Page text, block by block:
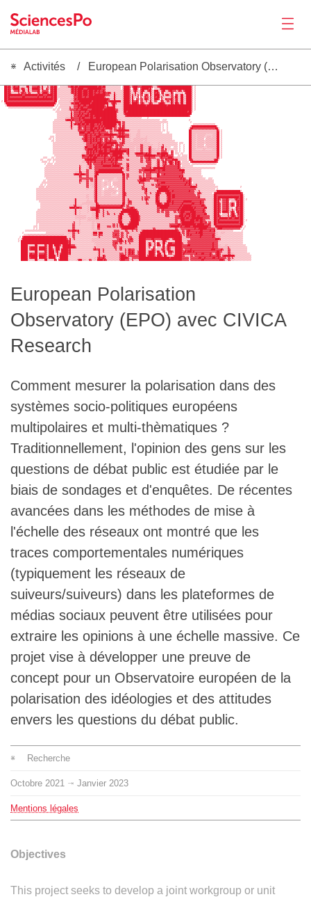
Actualités
Productions
Activités
Outils
Séminaire
L'équipe
FR | EN
Activités European Polarisation Observatory (EPO) avec CIVICA Research
██▓█▓░▓█▓▓█░░▒░░██▒░▓▓▓▓█▓░█░░░▓░▓█▓██░ ░░░░░▒▓▓██▓██▓█████████████▓██▓██░░░░░░░░░░░ ▒████▓▒▓███▓▓▓███████▓▒▒▒▓████████████████████████▒ ░
██▓█▓░▓████░▓█▓░▒█▒░█████▓░█▒ ▓▓░▓█▓██░░░░░░░░░░▓█▓█▓████▓▓▓██████████▓▓▓░░░░░░░░░░░ ▒████▓ ░███░ ▓█████▓█▒ ░░░░▓██████████████████████▒ ░
██▓█▓ ▒▓▓▓█░▒██▒░█▒░▓▓▓▓█▓ ▓▓▓▓▓ ▓█▓██░░░░░░░░░░▓█▓█▓███▓███▓███▓██▓█▓▓█▓░░░░░░░░░░░░▒████▓░░▓█▓░░▓██▒▒▓██▒░███▒░▓██▒▒▓██▓▓▓▒▓█▓▒▓█████▒ ░
██▓█▓░░░░░▓▒▓█▓▓░▓▓░░░░▒█▓░▓███▓░▓█▓██░░░░░░░░░░▓█▓█▓███▓███▓███▓█▓▓█▓▓██▓▓█▓░░▓░░░░░▒████▓░▒▒█░▒░▓█░░▒░▒█▒░█▓█▓ ▓█░░▒░▒█▓ ░▒░░░▒ ▓████▒ ░
██▓██████████▓▓█████████▓███▓▓▓████▓██░░░░░░░░░░░▒▓█▓███▓███▓███▓████████▓▓▓▒░░█▒░░░░▒████▓░▓░▓░▓░▓▓ ▓█▓ █▒░████░▒▓░▓█▓░▓▓ ▓█▒░██░▒████▒ ░
██▓█▓▓▓▓▓▓▓▓▓██▓▓▓▓▓▓▓▓▓█▓▓▓█▓█▓▓▓█▓██░░░░░░░░░░░░▓▓▓███▓▓█▓▓███████████▓▒▒▒░░░█▒░░░░▒████▓░█░░▒▓ ▓▒░█▓▓░▓▒░█▓██░▓▒░░░░░▓▓░██▒░██▒▒████▒ ░
██▓████████████████████████████████▓██░ ░░░░░░░░▒▒▓█▓██████████████████████▓▒░▒█▒░░░░▒████▓░█▒ ▓▓░▓▓░██▓░▓▒░███▓ ▓▒░█▓▓▓█▓░▓█▒░██▒▒████▒ ░
░ ██▓▓▓▓▓▓▓▓▓▓▓▓▓▓▓▓▓▓▓▓▓▓▓▓▓▓▓▓▓▓▓▓▓▓██ ░░░░░░░░▒▒▒▓▓▓▓█████████▓██████████▓▓████████░▒████▓░█▓▓█▓ ▓▓░▒▓░░█▒░▓▓▒ ▒█▓░▒▓▓▒█▓░▓█▒░██▒░████▒ ░
░████████████████████████████████████▒ ░░░░░░░░░▓█▓███▓███████▓████████████▒▒▓██▓▒▒▒░▒████▓▒████▓░▓█▓░░░▓█▓░░░░▓███▓░░░▒█▓▒██▓▒██▒▒████▒ ░
▒██████████████████████████████████▒ ░ ░░░░░░░░▒▒▓▓▓██▓▓██▓▓███████████▓▒█░░▒██▒░░░░▒████████████████▓██████████████▓█████████████████▒ ░
░░░░░░░░░░░░░░░░░░░░░░░░░░░░░░░░  ░ ░░░░░░░░▓▒▒▓▓▓█▓██▓▓▓████████████▓▓██████▒░░░░▒█████████████████████████████████████████████████▒ ░
░░ ░░ ░░░░░▒▓▓▓▓▓█▓▓█████▓▓▓████████▓████████▓▓▒░░▒█████████████████████████████████████████████████▒ ░
░░░░░░░░░░░▓▒▓▓▓▓█▓▓▓█▓▓████████████████████▓▒░░░██▓███████████████████████████████████████████▓██░
░░░░░░░░░░█▒▓▓▓▓█▓█▓▓▓█▓███████████████████░░░░░▓████████████████████████████████████████████████
░░░░░░░░░░█▒▓▓▓█▓█▓▓███▓██▓████████████████▒░░░░░▓█████████████████████████████████████████████▓
░░░░░░▒▒▒▒█▓▓▓▓▓█▓██▓▓▓▓██▓▓███▓███████████▒░░░░░░░░░░░░░░░░░    ░
░░░░░░░░▓███▓█▓▓▓▓█▓▓████████████████████████▓▒▒░░░░░░░░░░░░░░░░░░░░░░░░░░░░  ░░░                ░
░░░░░░░░░░░░▒█▒▒▓▓▓▓█▓▓████████████▓█████████████▒▓▓░░░░░░░░░░░░░░░░░░░░░░░░░░░░░░░                ░
░░░░░░░░░░░░░█▒▓█▓██▓██▓██▓███▓▓█▓█▓██████████▒▓█▒▓▓░░░░░░░░░░░░░░░░░░░░░░░░░░ ░  ░                  ░░░░░░░░░░░░░░░░
░░░░░░░░░░░░▒█▒░░░▓█▓▓▓█▓▓▓███▓▓▓█▓█▓████████▓▒▒█▒█▓░░░░░░░░░░░░░░░░░░░░░░░░░░ ░  ░                ▒██████████████████░
░░░░░░░░░░░░░▓▒░░░▓█▓▒▓█▓▓▓██▓██▓█▓▓█▓█████▒▓▓▒▓█▓█▓▒░░░░░░░░░░░░░░░░░░░░░░░░░ ░  ░               ▒██▓▓▓▓▓▓▓▓▓▓▓▓▓▓▓▓██░
░░░░░░░░░░░░░░░░░░▓▓▓▓▓█▓▓▓███▓▓█▓▓██▓▒▒▒▓▓▒▓▓█████████▒░░░░░▒▒░░░░░░░░░░░░░░░ ░░ ░               ██▒▒▒▒▒▒▒▒▒▒▒▒▒▒▒▒▒▒█▓ ░
░░░░░░░░░░░░░░░░░░▒████▓▓██▓▓█▓▓▓█▓▓▓▓▓▓▒▓▓▒▒▒▒▓█▓█▓▒▒▒░░░░░░▒▒░░░░░░░░░░░░░░░░   ░░              ██▒▒▒▒▒▒▒▒▒▒▒▒▒▒▒▒▒▒██ ░
░░░░░░░░░░░░░░░░░▓▓▓▓██▓▓█▓▓█▓▓██▓▓█████████▓▓█▓█▓▓▓▓▒░░░░▒▒▒░░░░░░░░░░░░░░░░░░░░░░░            ██▒▒▒░▒▒▒▒▒▒░░░░░▒▒▒██ ░
░░░ ░░░░░░░░░░░░░░░░░░░▒▓██▓▓█▓▓▓███▓▓▓▓▓▓▓█▓▓▒▒▓█████▓▓▓▒░░░░▒▒▒░░░░▒░░░░░░░░░░░░░░░░░░            ██▒▒▒░▒▒▒▒▒░░▒▒▒░▒▒▒██ ░
░░ ░ ░░░░░░░░░░░░░░░░░░░▓▓██▓▓█▓█▓█▓▓█▓▒▓█▓▒█▓▒▒▒▒▒▓▒█▓▒▒▒▒░░▒▒▒▒▒▒▒▒▒▒░░░░░░░░░░░░░░░░░░            ██▒▒▒░▒▒▒▒▒ ▒▒▒▒▒▒▒▒██ ░
░░ ░░░░░░░░░░░░░░░░░░░▒▓██▓▓█▓█▓█▓▓█▓▒▓█▓▓█▓▓▓▓▒▒▒▒█▓▒▒▒▒░░▒▒▒▒▒▒▒░▒▒░░░░░░░░░░░░░░░░░░░░          ██▒▒▒░▒▒▒▒▒░▒▒▒▒▒▒▒▒██ ░
░░░░░░░░░░░░░░░░░░░░░░▒▒▓▓▓█▓▓▓▓███▓▓▓████████▓▒▓▓█▓▒▒▒▒▒▒▒▒▒▒▒▒▒▒▒▒▒▒░░░░░░▒░░░░░░░░░░░░░ ░░░    ██▒▒▒░▒▒▒▒▒░▒▒▒▒▒▒▒▒██ ░
░░░░░░░░░░░░░░░░░░░░░░░▒▓▓▓▓▓█▓█▓███▓██▓▓▓█▓▒▓█▓▓▓▓▒▒▒▒▒▒▒▒▒▒▒▒▓▓▒▒▒▒▒▒▒░░░░▒░▒▓░░░░░░░░░░ ░  ░   ██▒▒▒░▒▒▒▒▒ ▒▒▒▒▒▒▒▒██ ░
░░░░░░░░░░░░░░░░░░░░░░▒██▓▓▓▓███▓██▓██████▓▒▒▓█▒▓▓▒▒▒▒▒▒▒▒▒░▒▒▒▓▓▒▒▒▒▓▓░░░░░▒░▓█░▒░░░  ░░░ ░  ░   ██▒▒▒░▒▒▒▒▒░░▒▒▒▒▒▒▒██ ░
░░░░░░░░░░░░░░░░░░░░░░▒▓▓████▓██▓▓█▓▓██▓▓█▓▓▓██▓█▓▓▓▓▓█▒▒▒▒░▒▒▒▓▓▒▒▒▒█▓▒▒▒░▒▒░▓▓▒█░░░░░░░░ ░  ░   ██▒▒▒░░░░░▒▒░░░░░▒▒▒██ ░
░░░░░░░░░░░░░░░░░░░░░░░▒▓█▓█▓█▓█▓███▓██▓▓████████████▓█▒▒▒▒░▒▒▒▓▓▒▒▒▒█▓▒▒▒▒▒▒▒▓▓▓▓░░ ▓▓ ░░ ░  ░   ██▒▒▒▒▒▒▒▒▒▒▒▒▒▒▒▒▒▒██ ░
░░░░░░░░░░░░░░░░░░░░░▒▒▒▓█▓█▓█▓▓▓████████▓▓███████▓▒▒▓█▒▒▒▒▓█████▓▓█▓█▓▒▒▒▒██▓█████░ ▓▓ ░░░ ░░    ██▒▒▒▒▒▒▒▒▒▒▒▒▒▒▒▒▒▒██ ░
░░░░░░░░░░░░░░░░░░░▒██▓▓▓███▓█▓██▓█▓██▓▒▓▓████▓██▒▒▒▒▓▒▒▒▒▒▓▓▓▓▓▓████████▓▓▓▓███▓█▓▓▓▓   ░░ ░░░░ ██▒▒▒▒▒▒▒▒▒▒▒▒▒▒▒▒▒▒██ ░
░░░   ░░ ░░░░░░░░░░░░░░░░░░░▓▓▓▓█▓█▓███▓▓▓▓▓█▓▓▓▓█▓▓█████▓▒▒▒▒▒▒▒▒▒▒▒░▓▓▒▓▓▓█▓▓▓▓▒▒▒▓█▓▓▓▓███▓▒▒▒░░░░░░░ ██▒▒▒▒▒▒▒▒▒▒▒▒▒▒▒▒▒▒█▓ ░
░░   ░░░ ░░░░░░░░░░░░░░░░░░░░░░▒████████▓▓▓▓▓▓█▓▓██▓█▓██▓▓▓▒▒▒▓▓▒▒▒▒▒▒▒▒▓▓▒▒▓▓█▓░▒▒▒▓▓▒▓▓▒█▓▓▓▓████▒░░░░░░ ▓█▓▒▒▒▒▒▒▒▒▒▒▒▒▒▒▒▓██▒
░░░░ ░  ░ ░░░░░░░░░░░░░░░░░░░▒▒▒▓█▓█▓▓█▓▓▓▓█▓█▓▓▓▓█▓▓█▓▒▒▒▒▒▒▒▒▒▒▒▒▒▒▒▒▓▓▒▒▓▓▓▓░░░▒▓█░▒█▓█▒▓██▓▒█▓█▓ ░░░░░ ▓██████████████████▓
░ ░░░░ ░░░░░░░░░░░░░░░░░░░░░░░▒█▓█▒▓▓▓▓▓▓█▓▓▓▓▓▓▓█▓█▓▓▓▓▒▒▒▓▓▒▒▒▒▒▒▒▒▒▒▒░▒▓▓▓░░░▒▓█░░▓▓█▒▒██▓▒█▓█▓░░░░░░░ ░▒▒▒▒▒▒▒▒▒▒▒▒▒▒▒▒░
░░░░░░░░░░░░░░░░░░░░░░░░▓▒░░░▒▒▓█▒▒▓▓▓▓▓▓██████▓█████▓▒▒▒▒▓█▒▒▒▒▒▒▒▒▒▒▒░▓▓▓▓░░▒▒▓█▒▒▓█▓▓▓▓▓▓▓▓▓█▓ ░░░░░░░░
░░░░░░░░░░░░░░░░░░░░░░░░░█▒░░░▒▒▓█▒▒▓▓▓▓▓▓▓▓▓▓▓▓▓▓▓▓▓▓▓█▓▒▒▓▓▒▒▒▒▒▒▒▒▒▓▓▓▓▓▓█▒▓████████▓▓▓▓▓▓▓▓▓█▓▒▒▒░░░░░░░░░░░░░░░░░░░░░░
░░░░░░░░░░░░░░░░░░░░░░░░░█▒░░░▓▓▒▒▒▒▓▓▓█████████████████▒▒▒▓▓▒▒▒▒▒▒▒▓▓▓▓████████▓▓█▓▓██▓▓▓▓▓▓▓▓▓▓████░░░░░░░░░░░░
░░░░░░░░░░░░░░░░░░░░░░▒▒▒█▓▒▒▒▓▓▒▒▒▒▓████████████████████▒▒▒▒▒▒▒▒▒▒▒▓▓▒▓▓▓▓▓█▓▓▓▓▓█▓▓▓▓▓▓▓▓▓▓▓▓▓▓▓▓█▓░░░░░░░░░░░░
░░░░░░░░░░░░░░░░░░░░░▓███▓███▓▓▓▒▒▒▒▓██▒▒▒▒▒▒▒▒▒▒▒▒▒▒▒▒▒██▒▓▓▒▒▒▒▒▒▒▒▒▒▓░▓▓▓▓░░░▒██▒▓▓█▓▓▓▓▓▓▓▓▓▓▓▓▓▒░░░░░░░░░░░░
░░░░░░░░░░░░░░░░░░░░░░░░▒█▓░░░▓▓▒▒▒▒██▒▒▒▒▒▒▒▒▒▒▒▒▒▒▒▒▒▒▓█▒▓▓▒▒▒▒▒▒▒▓▓▒▓░▓▓▓▓░░░▒██▓▓▓▓▓▓▓▓▓▓▓▓▓▓█▓█▒░░░░░░░░░░░░░
░░░░░░░░░░░░░░░░░░░░░░░░▓▓▓▓▓▓▓▓▓▓▒▓█▒▒▒▒▒▒▒▒▒▒▒▒░░▒▒▒▒▓█▒▓▒▒▒▒▒▒▒▒▓█▓██▓▓▓█▓▓▓▓▓▓▓▓▓▓▓▓▓▓▓▓▓▓▓▓▓█▓█▓░░▓▓░░░░░░░░░░  ░░░
░░ ░░░░░░░░░░░░░░░░░░░░░░░█▓▒▒▒▓▓▒▓▓▒▓█▒▒▒░ ░░░▒▒░░░░░▒▒▒▓█▒▒▒▒▒▒▒▒▒▓▓████▓▓▓▒▒▒▓▓█▓▓▓▓▓▓▓▓▓▓▓▓▓▓▓▓▓▓█▓▓▓█▓░░░░░░░░░░░░░░░░
░░░░░░░░░░░░░░░░░░░░░░░░░░░▓▒░░░▓▓░▒▒▒▓█▒▒▒░░▒▒░░▒ ▒▒▒▒▒▒▒▓█▒▒▒▒▒▒▒▒▒▒█▓▓▓▒▒▒▒▒▒▒▒▒▓▓▓███▓▓▓▓▓▓▓▓▓▓▓▓▓▓▓█▓█▓ ░░░░░░░░░░░░░░░
░░ ░ ░░░░░░░░░░░░░░░░░░░░░░░░░░░░▓▓░▒▒▒▓█▒▒▒░░▒▒░░▒ ▒▒▒▒▒▒▒▓█▒▒▒▒▒▒▒▒▒▒▒▒▒▓▒▒▒▒▒▓▓▒▓▓█▓▓▓▓▓▓▓▓▓▓▓▓▓▓▓▓▓▓█▓▓█▓▒▒▒▓░░░░░░░░░░░░░
░░░░ ░░░░░░░░░░░░░░░░░░░░░░░░░░░░░▓▓░░▒▒▓█▒▒▒░░░░ ░▒░ ░░▒▒▒▒▓█▒▒▒▒▒▒▒▒▒▒▒▒▓▓▒▒▒▒▒▒▒▒▓▓▓▓████▓█▓▓▓▓▓▓▓▓▓▓▓▓▓▓▓████▓░░░░░░░░░░░░░░░                ░
░░░░░░░░░░░░░░░░░░░░░░░░░░░░░░░░░░░░▒▒░░░░▓█▒▒▒░ ░░░▒▒▒▒░░ ▒▒▒▓█▒▒▒▒▒▒▒▒▒▒▒▒▓▓▓█▒▒▒▒▒▒▒▒███████▓▓▓▓▓▓▓▓▓▓▓▓▓▓▓▓▓▓▓▓▒░░░░░░░░░░░░░ ░
░░░░░░░░░░░░░░░░░░░░░░░░░░░░░░░░░░░░░░░░░▒▓█▒▒▒░░▒▒▒▒▒▒▒▒▒░░▒▒▓█▒▒▒▒▒▒▒▒▒▒▒▒▒▒▓█▒▒▒▒▒▒▒█████████▓▓█▓▓▓▓▓▓▓▓▓▓▓█▓▓▓▒▒▒▓░░░░░░░░░░░▒█████████████████▒
░░░░░░░░░░░░░░░░░░░░░░░░░░░░░░░░░░░░░░░░░▒▓█▒▒▒░░▒▒▒▒▒░▒▒░ ░▒▒▓█▓▒▒▒▒▒▒▒▒▒▒▒▒▒▓▓▒▒▓▒▒▒▓██▓▒▒▒▓███▓▓▓▓▓▓▓▓▓▓▓▓▓▓▓▓▓▒▒▓█▓▒░░░░░░░ ▓███████████████████▓
░░░░░░░░░░░░░░░░░░░░░░░░░░░░░░░░░░░░▒▒░░░▒▓█▒▒▒░░▒▒▒▒▒░░░░░▒▒▒▓█▓▒▒▒▒▒▒▒▒▒▒▒▒▒▒▓▒▒▒▒▒▒███▒▒▒▒▒███▓██▓▓▓▓▓▓▓▓▓▓▓▓▓▓▓▒▓▓▒░░░░░░░░░██▓▓▓▓▓▓▓▓▓▓▓▓▓▓▓▓▓██░
░░░░░░░░░░░░░░░░░░░░░░░░░░░░░░░░░░░░▒▒░░░▒▓█▒▒▒▒▒▒▒▒▒▒▒▒▒▒▒▒▒▒▓█▒▒▒▒▒▒▒▒▒▒▒▒▓▒▓▓▓▓▒▒▒▒██▓▒▒▒▒▒▓██▓██▓▓▓▓▓▓▓▓▓▓▓▓▓▓▓▓▓█▒░░░░░░░░░██▓███████████████▓██▒
░░░░░░░░░░░░░░░░░░░░░░░░░░░▒█░░░░░░░░▒░░░░▓█▒▒▒▒▒▒▒▒▒▒▒▒▒▒▒▒▒▒▓█▒▒▓▒▒▒▒▒▒▒▒▒▓▒▓█▓▒▒▒▒▒██▓▒▒▒▒▒▓██▓▓▓▓▓▓▓▓▓▓▓▓▓▓▓▓▓▓▓▓▓▓▓▓▓░░░░░▒██▓█▓▒▓▓▓█▓▒▒▒▒▓█▓▓██▒ ░
░░░░░░░░░░░░░░░░░░░░░░░░░▒█░░░░░░░▒▒▒▒▒░▓█▒▒▒▒▒▒▒▒▒▒▒▒▒▒▒▒▒▒▓█▒▒▓█▓▒▒▒▒▒▒▒▒▒▒▓▒▒▒▒▒▒███▒▒▒▒▒███▓█▓▓▓▓▓▓▓██████▓▓▓▓▓▓█▓▓▒░░░░░▒██▓█▒░▓▓▓█▓ ░▒░░▓█▓██▒
░░░░░░░░░░░░░░░░░░░░░░░░▒█░░░░▒▒▒▒▒▒▒▒▒▒█▓▒▒▒▒▒▒▒▒▒▒▒▒▒▒▒▒▒██▒▒▓▓▓▒▒▒▒▒▒▒▒▒▒▓▓▒▒▒▒▒▓███▓▒▓███▓▓█▓▓▓▓▓▓█▓▓▓▓▓▓██▓▓▓▓█▓▓▒░░░░░▒██▓█▓░▓▓▓█▓░▓█▓ ▓█▓██▒
░░░░░░░░░░░░░░░░░░░░░▒▒▒▓█▒▒▒▒░░░░▒░▒▒▒░███▓▓▓▓▓▓▓▓▓▓▓▓▓▓▓██▓▒▓▓▒▒▒▒▒▒▒▒▒▒▒▒▒▒▒▒▒▒▒▒█████████▓▓▓▓▓▓▓▓█▓██████▓▓▓▓▓▓▓██▓░░░░░▒██▓█▓░▓▓▓█▓░▓█▓ ▓█▓██▒
░░░░░░░░░░░░░░░░░░░░░████▓██▓▓░░░░▒░▓▓▓▓███████████████████▓▒▒▓▓▓██▓▒▒▒▒▒▒▒▒▒▒▒▒▒▒▒▒▓▓██████▓▓▓▓▓▓▓▓█▓████████▓█▓▓▓▓▓▓██░░░░▒██▓█▓░▓▓▓█▓░░░ ▒█▓▓██▒
░░░░░░░░░░░░░░░░░░░░░░░░░░▒█░░▒░░░░░▒░▓█████▓▒▒▓▒▒▒▒▒▒▒▒▒▒▒▒▒██████████▓▒▒▒▒▒▒▒▒▒▒▒▒▒▒▓▓▒▓█▓▓▓▓▓▓▓▓▓▓█▓██████████▓▓▓▓▓▓█▓▒░░░░▒██▓█▓░▓▓▓█▓░▒▓░▒█▓▓██▒
░░░░░░░░░░░░░░░░░░░░░░░░░░░▒█░░▒░░░░░▒░░▒▒▒██▓▒▒▓▒▒▓▒▒▒▒▒▒▒▒▒████████████▓▒▒▒▒▒▒▒▒▒▒▒▒▒▓▓▒▓▓▒▓▓▓▒▒▒▓▓▒▓▓███▓▓▓▓████▓▓▓▓▓█▓▒░░░░▒██▓█▓░████▓░▓█▓ ▓█▓██▒
░░░░░░░░░░░░░░░░░░░░░░░░░░░▒█░░▒░░░░░░░░▒▒▒██▒▒▒▓▒▒▓▓▒▒▒▓▒▒▒███▒▒▒▓███████▒▒▒▒▒▒▒▒▒▒▒▒▒▒▒▒▒▒▒▓▓▓▒▒▒▒▒▒▒▓██▓▓███▓███▓▓▓▓▓▓██░░░░▒██▓█▒ ▒▒▒▒▓ ▓██▒░█▓██▒
░░░░░░░░░░░░░░░░░░░░░░░░░░░░▒▒▒▒▒▒▒▒░░░░▒▒▒██▒▒▒▓▒▒▒▒▒▒▒▒▒▒▓██▒▒▒▒▒▓██████▓▒▒▒▒▒▒▒▒▒▒▒▒▒▒▒▒▒▒▓▓▓▒▒▒▒▓▓▓███▓█▓▓█▓███▓██▓▓▓▓▓▓▓░░▒██▓█▓▒▒▒▒▒▓▒▓██▓▒▓▓██▒
░░░░░░░░░░░░░░░░░░░░░░░░░░░░▒▒▒▒▒▒▒▒░▒▒▒▒▒▒▓▓▒▒▒▒▒▒▒▒▒▒▒▒▒▒▓██▒▒▒▒▒▒██████▓▒▒▒▒▒▒▒▒▒▒▒▒▒▒▒▒▒▒▒▒▒▒▒▒▒▓▓▓▓███▓██▓▓████████▓▓▓▓▓░░▒██▓▓██████▓██▓▓███▓██▒
░░░░░░░░░░░░░░░░░░░░░░░░░░░░░░░▒░░░░░▒▒▒▒▒▒▒▒▒▒▒▒▒▒▒▒▒▒▒▒▒▒▓█▓▒▒▒▒▒▒██████▓▒▒▒▒▒▒▒▒▒▒▒▒▒▒▒▒▒▒▒▒▒▒▒▒▒▓▓▒▒███▓▓▓▓███▓██▓██▓▓▒░▒▒░▒██▓█▓▓▓▓▓▓▓▓▓▓▓▓▓▓▓██▒ ░
░░░░░░░░░░░░░░░░░░░░░░░░░░▒▓░░░▒░░░░░░░░▒▒░▒▒▒▒▒▒▒▒▒▒▒▒▒▒▒▒▓██▒▒▒▒▒▓██████▒▒▒▒▒▒▒▒▒▒▒▒▒▒▒▒▒▒▒▒▒▒▒▒▒▒▓▓▒▒▓█████████▓▓▓▓██▓▓█▒▓▓░▒██▓███████████████▓██▒
░ ░░░░░░░░░░░░░░░░░░░░░░░░▓▓░░░▒░░░░░░░░▒▒░░▓█▒▒▒▒▒▒▒▒▒▓▓▒▓▒███▒▒▒▓███████▒▒▒▒▒▒▒▒▒▒▒▒▒▒▒▒▒▒▒▒▒▒▓▓▓▓▓▓██▓██████████▓█████▓▓▓█▓░░██▓▓▓▓▓▓▓▓▓▓▓▓▓▓▓▓▓██░
░░░ ░░░░░░░░░░░░░░░░░░░░░░░░▓▓░░░░░░░░░░░░▒▒░░██▒▒▒▒▒▓▓▓▒▓▓▒▓▒▓████████████▒▒▒▒▒▒▒▒▒▒▒▒▒▒▒▒▒▒▒▒▒▒▒▓██████▓█▓▓████▓▓███████████▓▓░░▒███████████████████▒ ░
░ ░ ░░░░░░░░░░░░░░░░░░░░░░░░▓▓░░░░░░░░░░░░▒▒░░▓▓▒▒▒▒▒▒▒▒▒▒▒▒▒▒▒▓█████████▓▓▒▒▒▒▒▒▒▒▒▒▒▓▓▒▒▒▒▒▒▒▒▒▒▒▒▒▒▓▓▒▒▓▓▓▓▓▓▓▓▓▓█▓▓██████▓▓▓▓▓▓▒▓███▓▓▓▓▓▓▓▓▓▓▓▓▓░ ░
░░░░░░░░░░░░░░░░░░░░░░░░░░░░░░▒█▓▓███▓█▒░░░░░░░░░▒▒▒▒▒▒▒▒▒▒▒▒▒▒▒▓▓▓▓▒▒▒▒▓▓▒▒▒▓▒▒▓▒▒▒▓█████████████████████████▓▒▒▓▓▒▓██▓▓▓▓▓▓▓██▓▓▓▓▓█▓▓█▒░░░░░░░░░░░░      ░
░                ░░░░░░░░░░░░░░░░▒▒▒▓▓▒▒▓▒░░░░░░░░▒███▒███▒▒▒▒▒▒▒▓▓▓▓▓▒▓▓▒▒▓▓▒▒▒▒▒▒▒▒█████████████████████████████▒▓▓▒▓█▓▓▓▓▓█▓███▓▓▓▓▓▓▓▓▓▒▒░░▒▒▒░░░░░░░░░░░░░
░░░▒▒▒▒▒▒▒▒▒▒▒▒▒▒▒▒▒▒▒▒▒▒▒▒▒▒░░░░░░▓▓░░░░░░░░░░░░▒▓▓▓▒█▓▓▒▒▒▒▒▒▒▓▓█▓▓▒▓▓▒▒▓▒▒▒▒▒▒▒▒▓█████████████████████████████▓▒▓▒▓█▓█▓▓▓▓▓▓██▓▓▓▓▓▓▓█▓▒▒░░░░░░░░░░░░░░░░░░
░ ▓███████████████████████████████░░▒░▓▓░░░░░░░░░░░░░░░░▒▓▒▒▒▒▒▒▒▒▒▓▓▓▓▓▒▓▓▒▒▓▒▓▓▒▒▒▒▒███████████████████████████████▒▒▒▓▓▓▓▓▓▓▓▓▓█▓▓▓▓▓▓▓▓█▓▒▒▒▒░░░░░░░░░░░░░░░░
░ ▒████████████████████████████████▓▒█░▒▓░░░░░░░░░░░░▒▒▒▒▒▒▒▒▒▒▒▒▒▒▒▒▒▒▓▓██▒▒▒▒▓▓█▓▒▒▒▒█████▓▓▓▓██▓▓▓▓▓█████▓▒▒▓██████▒▒▒▒▒▒▓▓▓▓▓▓▓▓▓▓▓▓▓▓▓▓▓▓███▓░░░░░░░░░░░░░░░░
░ ██████████████████████████████████▓█░░░░░░░░░░░░░░░▒▒▒▒▒▒▒▒▒▒▒▒▒▒▒▓▓▓▓▓██▓▒█▒▓▓▓▓▒▒▒▒█████░░░░░█▓ ░░░▒██▓░░░░░▒█████▒▒▒▒▓▓▓▓▓▓▓▓▓▓▓▓▓▓▓▓▓▓▓▓▓▓▒▒░░░░░░░░░░░░░░░░
██████████████████████████████████▓█░░░░░░░░░░░░░░░░░▒▒▒▒▒▒▒▒▒▒▒▒▒▓▓█▓▒▓▓▒▒▓▒▒▓▒▒▒▒▒▒█████░▒█▓░▒▓░██▒░██░░███▓▓█████▓▒▒▒▓▓▓▓▓▓▓▓▓▓▓▓▓▓▓▓▓▓█▓▓▓░░░░░░░░░░░░░░░░░░
█████░░░░░██░░░░░█▓░███░████▓░██████▓▓▓▒░░░░░░░░░░░░░░▒▒▒▒▒▒▒▒▒▒▒▒▓▓▓▒▒▒▒▒▒▒▒▒▒▒▒▒▒▒▒█████░▒██░▒▓░██▓ █▓ ▓██████████▓▓▓▓██▓▓▓▓▓▓▓▓▓▓▓▓▓▓▓▓█▓▓▓▒▒░░░▒▒░░░░░░░░░░░░░
█████░▓█████░█████▓░███░▒███░▒█████████▓░░░░░░░░░░░░▒▓▒▒▒▒▒▒▒▒▒▒▒▒▒▓▓▒▒▓▓▒▒▒▒▒▒▒▒▒▒▒▒█████░░▓▒ ▓▓ ▒▒░▒█▓░▓█▓▒▒▒█████▓▓▓▓▓▓▓▓▓▓▓▓▓▓▓▓▓▓▓▓▓▓█▓▓▓▒▒▒▒▒▒▒▓▒░░░░░░░░░░░░
█████░▓█████░█████▓░███▓░███░█████▓█░░░░░░░░░░░░░░░░▓█▓▓█▒▒▓▒▒▒▒▒▒▒▒▓▒▒▓▓▒▒▓▒▓█▓▓▓▒▒▒█████░░▒▒▓█▓░▒▒░▓█▓░▓█▓▒░░█████▓▒▓▓▓▓█▓▓▓▓▓▓▓▓▓▓▓▓▓▓███▓▓▓▓█▓▒▒▒▓▓░░░░░░░░░░░░
█████░░░░░██░░░░▒█▓░████░▓█▒░█████▓█░░░░░░░░░░░░░░░░░░░▒█▒▒▓▒▒▒▒▒▒▒▒▒▒▒▒▒▒▒▓▒▓█▓█▓▒▒▓█████░▒████▓░██▒░██░▒███▓░█████▓▓█▓███▓█▓▓▓▓▓▓▓▓▓▓▓▓▓▓▓▓██▓▓▒▒▒▒▓▓░░░░░░░░░░░░
█████░▓█▓▓██░▓▓▓▓█▓░████▒░█░▓█████▓█░░░░░░░░░░░░░░░░░░░▒█▒▒▒▒▒▒▒▒▒▒▒▒▒▒▓▓▓▒▓▒▓█▓█▓▒▒▓█████░▒████▓ ▓██░▒█▒ ▓▓▓▒░█████▓█▓▓▓▓▓▓▓▓█▓▓▓██▓▓▓▓█▓▒▒▓██▓▒▒▒▒▒▓▓▒▒░░░░░░░░░░░░
█████░██████░█████▓░█████░▓░██████▒▒░░░░░░░░░░░░░░░░░░░▒█▒▒█▓▒▒▒▒▒▒▒▒▒▒▓███▓▒▓▓▓▓▓▓▓▓█████▒▓████▓░███▓░██▒░░░░▓█████▓▓▒▒▒▒▓▓▒▓▓▓▓▓▓▓▓▓▓▓█▓▓▓▓██▓▒▓████████▒░░░░░░░░░░░
█████░▓█████ █████▓░█████░ ▒██████░░░░░░░░░░░░░░░░░░░▒░▓█▓▓█▓▒▒▒▒▒▒▒▒▒▒▓█████▓▒▒▓▓▓▓▓██████████████████████▓████████▓▓▓▓▓▒▓▓▓▓▓▓██▓▓█▓▓▓▓▓██▓▓█▓▓▓▓▓▒▓▓▒▓▒░░░░░░░░░░░░
█████░░░░░██░░░░░██░░░░▒█▓ ▓██████▒░░░░░▒▓██▒▒▒░░▓▓░░▒░████▓█▓▒▒▒▒▒▒▒▒▒▓███▓▓▓▒▒▓▒▒▒▒███████████████████████████████▓▓▓▓▓▒▓▓▓▓▓▓▓▓██▓▓▓▓▓▓▓▓▓▓▓███▓▒▒▓▓▒▒▒░░░░░░░░░░░░
European Polarisation
Observatory (EPO) avec CIVICA
Research
Comment mesurer la polarisation dans des
systèmes socio-politiques européens
multipolaires et multi-thèmatiques ?
Traditionnellement, l'opinion des gens sur les
questions de débat public est étudiée par le
biais de sondages et d'enquêtes. De récentes
avancées dans les méthodes de mise à
l'échelle des réseaux ont montré que les
traces comportementales numériques
(typiquement les réseaux de
suiveurs/suiveurs) dans les plateformes de
médias sociaux peuvent être utilisées pour
extraire les opinions à une échelle massive. Ce
projet vise à développer une preuve de
concept pour un Observatoire européen de la
polarisation des idéologies et des attitudes
envers les questions du débat public.
Recherche
Octobre 2021 ⇥ Janvier 2023
Mentions légales
Objectives
This project seeks to develop a joint workgroup or unit